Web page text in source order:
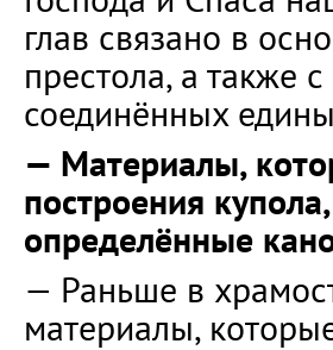
глав связано в
престола, а также
соединённых
— Материалы,
построения
определённые
— Раньше в
материалы,